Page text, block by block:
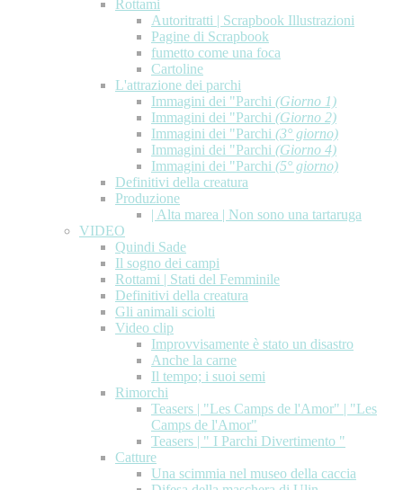
Rottami
Autoritratti | Scrapbook Illustrazioni
Pagine di Scrapbook
fumetto come una foca
Cartoline
L'attrazione dei parchi
Immagini dei "Parchi (Giorno 1)
Immagini dei "Parchi (Giorno 2)
Immagini dei "Parchi (3° giorno)
Immagini dei "Parchi (Giorno 4)
Immagini dei "Parchi (5° giorno)
Definitivi della creatura
Produzione
| Alta marea | Non sono una tartaruga
VIDEO
Quindi Sade
Il sogno dei campi
Rottami | Stati del Femminile
Definitivi della creatura
Gli animali sciolti
Video clip
Improvvisamente è stato un disastro
Anche la carne
Il tempo; i suoi semi
Rimorchi
Teasers | "Les Camps de l'Amor" | "Les
Camps de l'Amor"
Teasers | " I Parchi Divertimento "
Catture
Una scimmia nel museo della caccia